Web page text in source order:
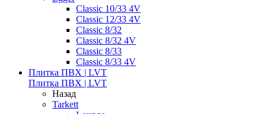
Classic 10/33 4V
Classic 12/33 4V
Classic 8/32
Classic 8/32 4V
Classic 8/33
Classic 8/33 4V
Плитка ПВХ | LVT
Плитка ПВХ | LVT
Назад
Tarkett